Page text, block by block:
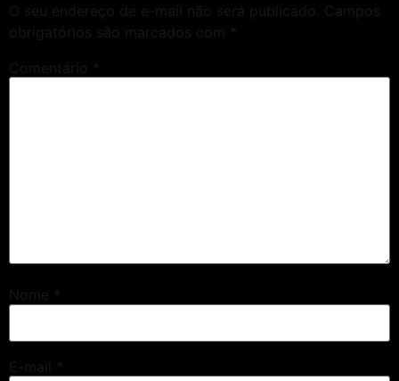
O seu endereço de e-mail não será publicado.
Campos
obrigatórios são marcados com
Comentário
Nome
E-mail